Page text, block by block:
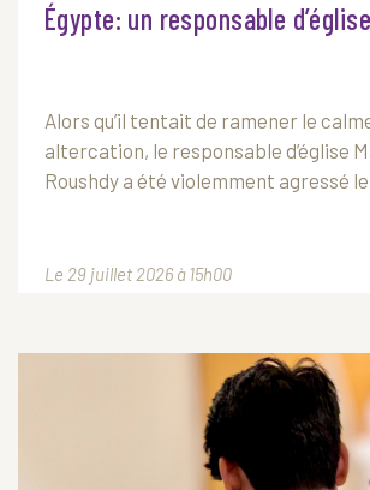
Égypte: un responsable
Alors qu’il tentait de ramener le
altercation, le responsable d’église
Roushdy a été violemment agressé le
Le 29 juillet 2026 à 15h00